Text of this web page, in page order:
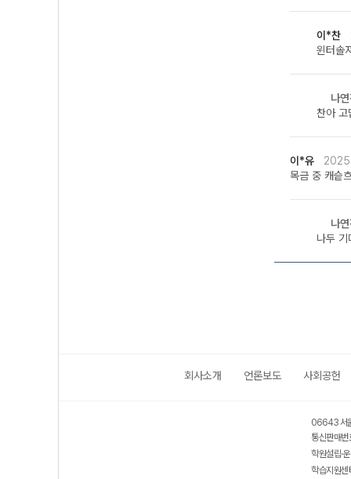
이*찬
윈터솔
나
찬아 고
이*유
목금 중 캐슽
나
나두
회사소개 언론보도 사회공헌
06643 서
통신판매
학원설립·
학습지원